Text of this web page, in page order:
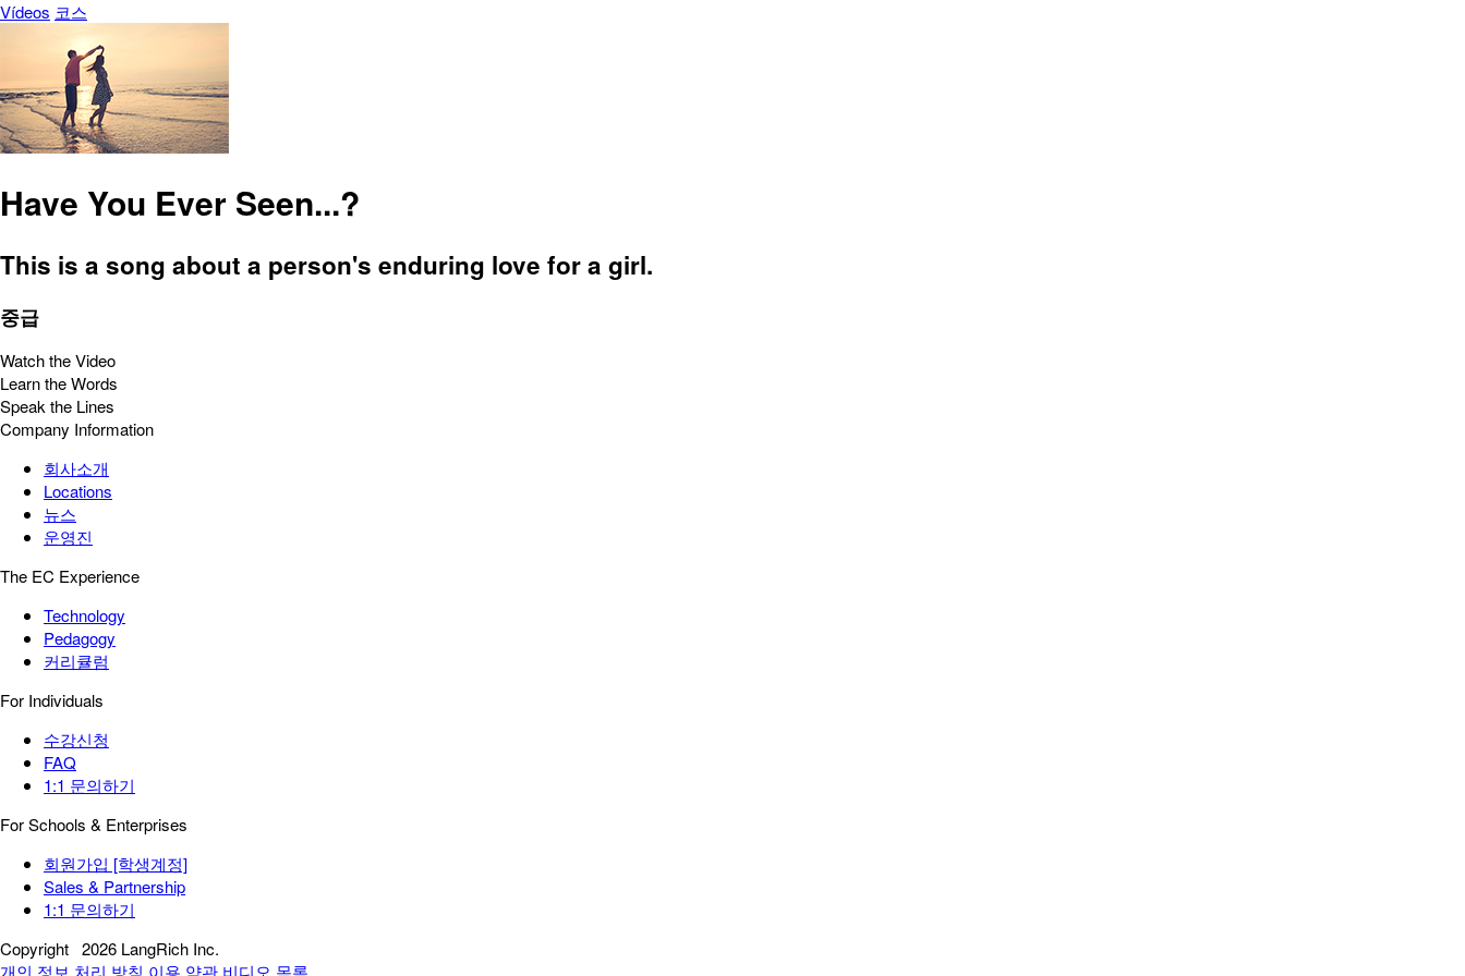
Vídeos 코스
Have You Ever Seen...?
This is a song about a person's enduring love for a girl.
중급
Watch the Video
Learn the Words
Speak the Lines
Company Information
회사소개
Locations
뉴스
운영진
The EC Experience
Technology
Pedagogy
커리큘럼
For Individuals
수강신청
FAQ
1:1 문의하기
For Schools & Enterprises
회원가입 [학생계정]
Sales & Partnership
1:1 문의하기
Copyright 2026 LangRich Inc.